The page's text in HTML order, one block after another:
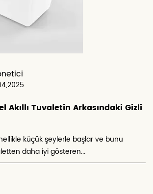
Akıllı Tuvaletin Arkasındaki Gizli
küçük şeylerle başlar ve bunu
daha iyi gösteren...